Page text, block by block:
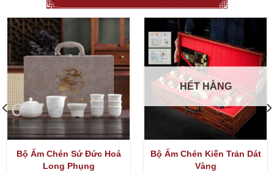
Bộ Ấm Chén Sứ Đức Hoá
Long Phụng
HẾT HÀNG
Bộ Ấm Chén Kiến Trản Dát
Vàng